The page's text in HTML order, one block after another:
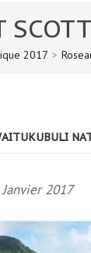
2017 >
2017